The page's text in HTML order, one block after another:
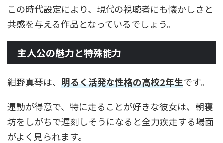
この時代設定により、現代の視聴者にも懐かしさと
共感を与える作品となっているでしょう。
主人公の魅力と特殊能力
紺野真琴は、 明るく活発な性格の高校2年生です。
運動が得意で、特に走ることが好きな彼女は、朝寝
坊をしがちで遅刻しそうになると全力疾走する場面
がよく見られます。